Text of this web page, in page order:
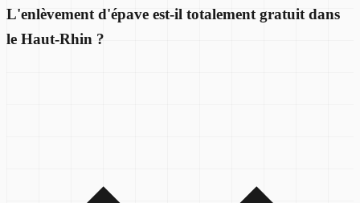
L'enlèvement d'épave est-il totalement gratuit dans
le Haut-Rhin ?